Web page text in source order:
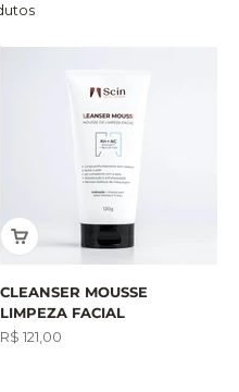
CLEANSER MOUSSE
LIMPEZA FACIAL
Preço promocional
R$ 121,00